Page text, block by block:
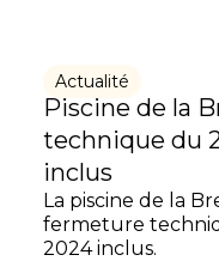
Actualité
Piscine de la
technique du
inclus
La piscine de la
fermeture
2024 inclus.